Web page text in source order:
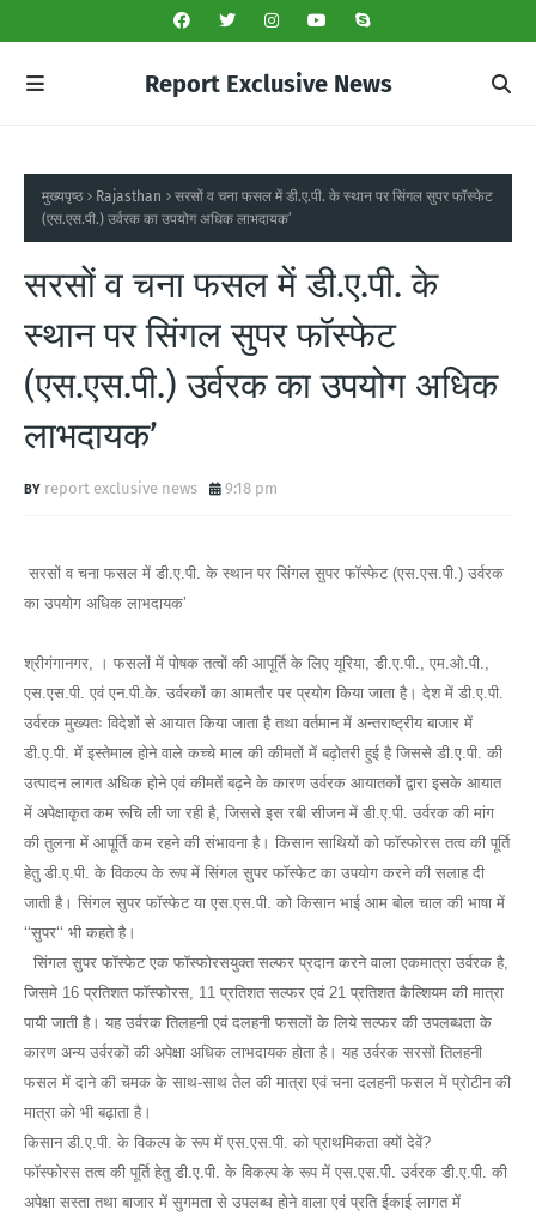
Report Exclusive News
मुख्यपृष्ठ Rajasthan
सरसों व चना फसल में डी.ए.पी. के स्थान पर सिंगल सुपर फॉस्फेट
(एस.एस.पी.) उर्वरक का उपयोग अधिक लाभदायक’
सरसों व चना फसल में डी.ए.पी. के
स्थान पर सिंगल सुपर फॉस्फेट
(एस.एस.पी.) उर्वरक का उपयोग अधिक
लाभदायक’
report exclusive news 9:18 pm
सरसों व चना फसल में डी.ए.पी. के स्थान पर सिंगल सुपर फॉस्फेट (एस.एस.पी.) उर्वरक
का उपयोग अधिक लाभदायक’
श्रीगंगानगर, । फसलों में पोषक तत्वों की आपूर्ति के लिए यूरिया, डी.ए.पी., एम.ओ.पी.,
एस.एस.पी. एवं एन.पी.के. उर्वरकों का आमतौर पर प्रयोग किया जाता है। देश में डी.ए.पी.
उर्वरक मुख्यतः विदेशों से आयात किया जाता है तथा वर्तमान में अन्तराष्ट्रीय बाजार में
डी.ए.पी. में इस्तेमाल होने वाले कच्चे माल की कीमतों में बढ़ोतरी हुई है जिससे डी.ए.पी. की
उत्पादन लागत अधिक होने एवं कीमतें बढ़ने के कारण उर्वरक आयातकों द्वारा इसके आयात
में अपेक्षाकृत कम रूचि ली जा रही है, जिससे इस रबी सीजन में डी.ए.पी. उर्वरक की मांग
की तुलना में आपूर्ति कम रहने की संभावना है। किसान साथियों को फॉस्फोरस तत्व की पूर्ति
हेतु डी.ए.पी. के विकल्प के रूप में सिंगल सुपर फॉस्फेट का उपयोग करने की सलाह दी
जाती है। सिंगल सुपर फॉस्फेट या एस.एस.पी. को किसान भाई आम बोल चाल की भाषा में
‘‘सुपर‘‘ भी कहते है।
सिंगल सुपर फॉस्फेट एक फॉस्फोरसयुक्त सल्फर प्रदान करने वाला एकमात्रा उर्वरक है,
जिसमे 16 प्रतिशत फॉस्फोरस, 11 प्रतिशत सल्फर एवं 21 प्रतिशत कैल्शियम की मात्रा
पायी जाती है। यह उर्वरक तिलहनी एवं दलहनी फसलों के लिये सल्फर की उपलब्धता के
कारण अन्य उर्वरकों की अपेक्षा अधिक लाभदायक होता है। यह उर्वरक सरसों तिलहनी
फसल में दाने की चमक के साथ-साथ तेल की मात्रा एवं चना दलहनी फसल में प्रोटीन की
मात्रा को भी बढ़ाता है।
किसान डी.ए.पी. के विकल्प के रूप में एस.एस.पी. को प्राथमिकता क्यों देवें?
फॉस्फोरस तत्व की पूर्ति हेतु डी.ए.पी. के विकल्प के रूप में एस.एस.पी. उर्वरक डी.ए.पी. की
अपेक्षा सस्ता तथा बाजार में सुगमता से उपलब्ध होने वाला एवं प्रति ईकाई लागत में